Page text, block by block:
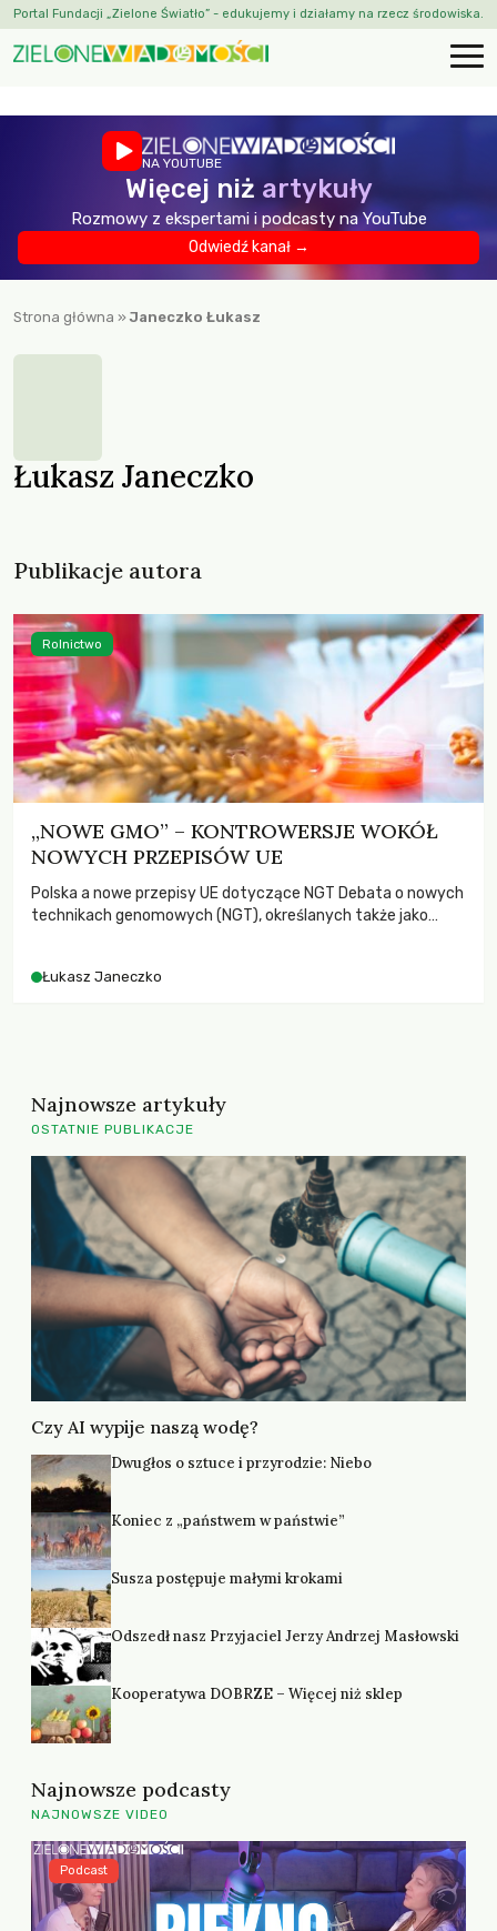
Portal Fundacji „Zielone Światło” - edukujemy i działamy na rzecz środowiska.
NA YOUTUBE
Więcej niż artykuły
Rozmowy z ekspertami i podcasty na YouTube
Odwiedź kanał →
Strona główna »Janeczko Łukasz
Łukasz Janeczko
Publikacje autora
„NOWE GMO” – KONTROWERSJE WOKÓŁ
NOWYCH PRZEPISÓW UE
Polska a nowe przepisy UE dotyczące NGT Debata o nowych
technikach genomowych (NGT), określanych także jako
Radzie UE, będzie miała w najbliższych miesiącach kluczowy
Łukasz Janeczko
Rolnictwo
Najnowsze artykuły
OSTATNIE PUBLIKACJE
Czy AI wypije naszą wodę?
Dwugłos o sztuce i przyrodzie: Niebo
Koniec z „państwem w państwie”
Susza postępuje małymi krokami
Odszedł nasz Przyjaciel Jerzy Andrzej Masłowski
Kooperatywa DOBRZE – Więcej niż sklep
Najnowsze podcasty
NAJNOWSZE VIDEO
Podcast